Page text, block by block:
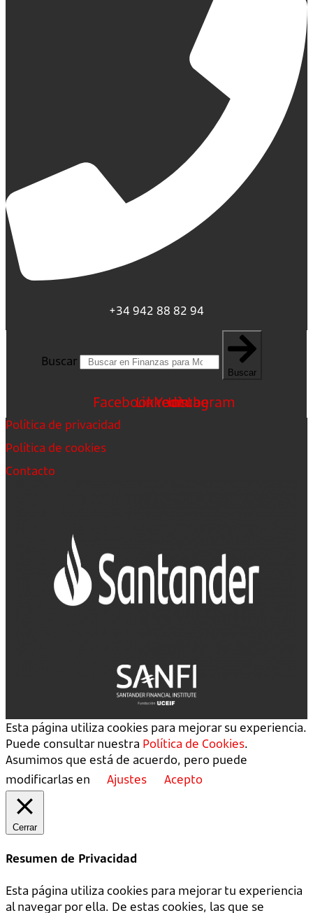
+34 942 88 82 94
Buscar
Buscar
FacebookLinkedin
Youtube
Instagram
Política de privacidad
Política de cookies
Contacto
Esta página utiliza cookies para mejorar su experiencia.
Puede consultar nuestra Política de Cookies.
Asumimos que está de acuerdo, pero puede
modificarlas en
Ajustes Acepto
Cerrar
Resumen de Privacidad
Esta página utiliza cookies para mejorar tu experiencia
al navegar por ella. De estas cookies, las que se